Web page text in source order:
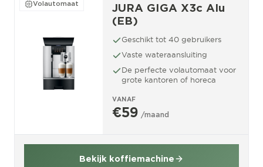
Volautomaat
JURA GIGA X3c Alu
(EB)
Geschikt tot 40 gebruikers
Vaste wateraansluiting
De perfecte volautomaat voor
grote kantoren of horeca
VANAF
€59 /maand
Bekijk koffiemachine